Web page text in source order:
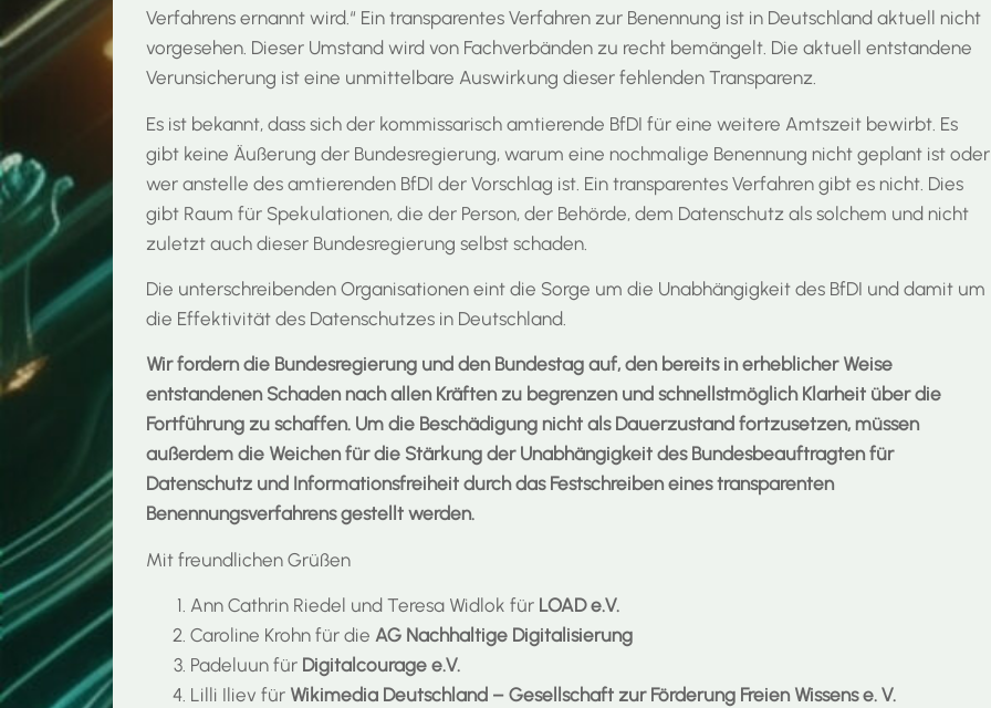
Verfahrens ernannt wird.“ Ein transparentes Verfahren zur Benennung ist in Deutschland aktuell nicht
vorgesehen. Dieser Umstand wird von Fachverbänden zu recht bemängelt. Die aktuell entstandene
Verunsicherung ist eine unmittelbare Auswirkung dieser fehlenden Transparenz.
Es ist bekannt, dass sich der kommissarisch amtierende BfDI für eine weitere Amtszeit bewirbt. Es
gibt keine Äußerung der Bundesregierung, warum eine nochmalige Benennung nicht geplant ist oder
wer anstelle des amtierenden BfDI der Vorschlag ist. Ein transparentes Verfahren gibt es nicht. Dies
gibt Raum für Spekulationen, die der Person, der Behörde, dem Datenschutz als solchem und nicht
zuletzt auch dieser Bundesregierung selbst schaden.
Die unterschreibenden Organisationen eint die Sorge um die Unabhängigkeit des BfDI und damit um
die Effektivität des Datenschutzes in Deutschland.
Wir fordern die Bundesregierung und den Bundestag auf, den bereits in erheblicher Weise
entstandenen Schaden nach allen Kräften zu begrenzen und schnellstmöglich Klarheit über die
Fortführung zu schaffen. Um die Beschädigung nicht als Dauerzustand fortzusetzen, müssen
außerdem die Weichen für die Stärkung der Unabhängigkeit des Bundesbeauftragten für
Datenschutz und Informationsfreiheit durch das Festschreiben eines transparenten
Benennungsverfahrens gestellt werden.
Mit freundlichen Grüßen
Ann Cathrin Riedel und Teresa Widlok für LOAD e.V.
Caroline Krohn für die AG Nachhaltige Digitalisierung
Padeluun für Digitalcourage e.V.
Lilli Iliev für Wikimedia Deutschland – Gesellschaft zur Förderung Freien Wissens e. V.